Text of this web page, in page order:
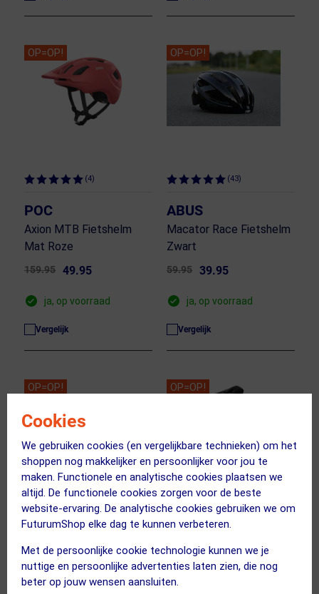
Cookies
We gebruiken cookies (en vergelijkbare technieken) om het
shoppen nog makkelijker en persoonlijker voor jou te
maken. Functionele en analytische cookies plaatsen we
altijd. De functionele cookies zorgen voor de beste
website-ervaring. De analytische cookies gebruiken we om
FuturumShop elke dag te kunnen verbeteren.
Met de persoonlijke cookie technologie kunnen we je
nuttige en persoonlijke advertenties laten zien, die nog
beter op jouw wensen aansluiten.
OP=OP!
(4)
POC
Axion MTB Fietshelm
Mat Roze
159.95 49.95
ja, op voorraad
Vergelijk
OP=OP!
(43)
ABUS
Macator Race Fietshelm
Zwart
59.95 39.95
ja, op voorraad
Vergelijk
OP=OP!
SPIUK
Dolmen MTB Fietshelm
Zwart/Grijs
OP=OP!
KASK
Defender MTB Downhill
Fietshelm Zwart